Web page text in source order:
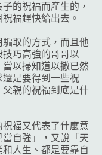
的祝福而產生的，
福趕快給出去。
取的方式，而且他
巧高強的哥哥以
以掃知道以撒已然
是要得到一些祝
親的祝福到底是什
福又代表了什麼意
自強」，又說「天
人生、都是要靠自